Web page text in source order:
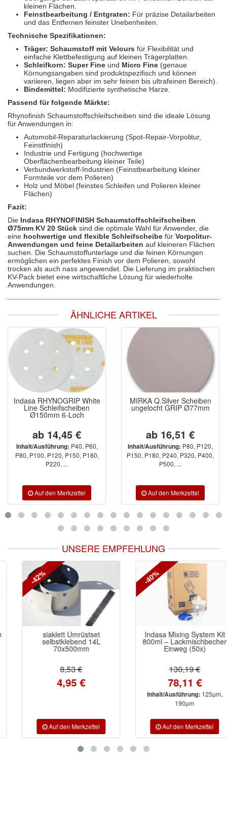
kleinen Flächen.
Feinstbearbeitung / Entgraten: Für präzise Detailarbeiten
und das Entfernen feinster Unebenheiten.
Technische Spezifikationen:
Träger: Schaumstoff mit Velours für Flexibilität und
einfache Klettbefestigung auf kleinen Trägerplatten.
Schleifkorn: Super Fine und Micro Fine (genaue
Körnungsangaben sind produktspezifisch und können
variieren, liegen aber im sehr feinen bis ultrafeinen Bereich).
Bindemittel: Modifizierte synthetische Harze.
Passend für folgende Märkte:
Rhynofinish Schaumstoffschleifscheiben sind die ideale Lösung
für Anwendungen in:
Automobil-Reparaturlackierung (Spot-Repair-Vorpolitur,
Feinstfinish)
Industrie und Fertigung (hochwertige
Oberflächenbearbeitung kleiner Teile)
Verbundwerkstoff-Industrien (Feinstbearbeitung kleiner
Formteile vor dem Polieren)
Holz und Möbel (feinstes Schleifen und Polieren kleiner
Flächen)
Fazit:
Die Indasa RHYNOFINISH Schaumstoffschleifscheiben
Ø75mm KV 20 Stück sind die optimale Wahl für Anwender, die
eine hochwertige und flexible Schleifscheibe für Vorpolitur-
Anwendungen und feine Detailarbeiten auf kleineren Flächen
suchen. Die Schaumstoffunterlage und die feinen Körnungen
ermöglichen ein perfektes Finish vor dem Polieren, sowohl
trocken als auch nass angewendet. Die Lieferung im praktischen
KV-Pack bietet eine wirtschaftliche Lösung für wiederholte
Anwendungen.
ÄHNLICHE ARTIKEL
Indasa RHYNOGRIP White
Line Schleifscheiben
Ø150mm 6-Loch
ab 14,45 €
Inhalt/Ausführung: P40, P60,
P80, P100, P120, P150, P180,
P220, ...
MIRKA Q.Silver Scheiben
ungelocht GRIP Ø77mm
ab 16,51 €
Inhalt/Ausführung: P80, P120,
P150, P180, P240, P320, P400,
P500, ...
UNSERE EMPFEHLUNG
siaklett Umrüstset
selbstklebend 14L
70x500mm
8,53 €
4,95 €
-42%
Indasa Mixing System Kit
800ml – Lackmischbecher
Einweg (50x)
130,19 €
78,11 €
Inhalt/Ausführung:125µm,
190µm
-40%